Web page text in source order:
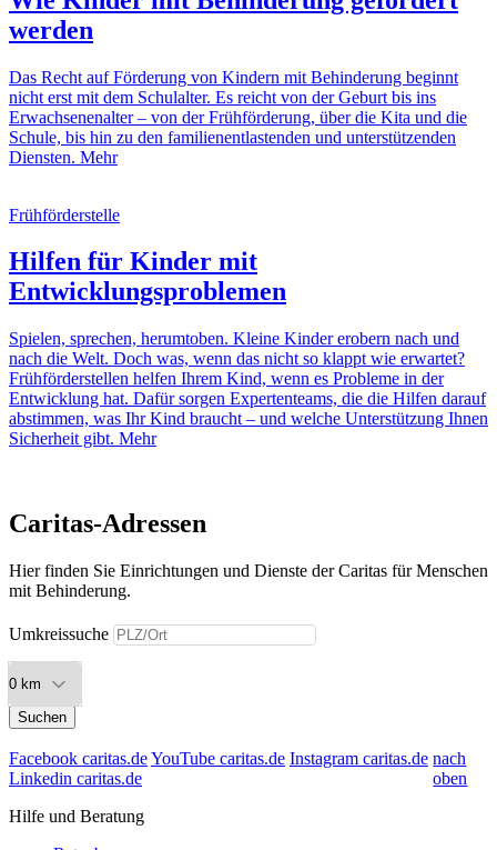
werden
Das Recht auf Förderung von Kindern mit Behinderung beginnt
nicht erst mit dem Schulalter. Es reicht von der Geburt bis ins
Erwachsenenalter – von der Frühförderung, über die Kita und die
Schule, bis hin zu den familienentlastenden und unterstützenden
Diensten. Mehr
Frühförderstelle
Hilfen für Kinder mit
Entwicklungsproblemen
Spielen, sprechen, herumtoben. Kleine Kinder erobern nach und
nach die Welt. Doch was, wenn das nicht so klappt wie erwartet?
Frühförderstellen helfen Ihrem Kind, wenn es Probleme in der
Entwicklung hat. Dafür sorgen Expertenteams, die die Hilfen darauf
abstimmen, was Ihr Kind braucht – und welche Unterstützung Ihnen
Sicherheit gibt. Mehr
Caritas-Adressen
Hier finden Sie Einrichtungen und Dienste der Caritas für Menschen
mit Behinderung.
Umkreissuche
Suchen
Facebook caritas.deYouTube caritas.de Instagram caritas.de
Linkedin caritas.de
nach
oben
Hilfe und Beratung